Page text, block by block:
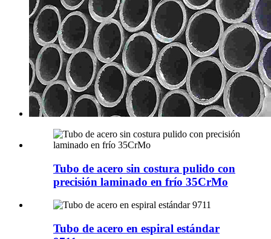
Tubo de acero sin costura pulido con
precisión laminado en frío 35CrMo
Tubo de acero en espiral estándar